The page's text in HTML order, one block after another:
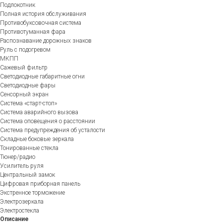
Подлокотник
Полная история обслуживания
Противобуксовочная система
Противотуманная фара
Распознавание дорожных знаков
Руль с подогревом
МКПП
Сажевый фильтр
Светодиодные габаритные огни
Светодиодные фары
Сенсорный экран
Система «старт-стоп»
Система аварийного вызова
Система оповещения о расстоянии
Система предупреждения об усталости
Складные боковые зеркала
Тонированные стекла
Тюнер/радио
Усилитель руля
Центральный замок
Цифровая приборная панель
Экстренное торможение
Электрозеркала
Электростекла
Описание